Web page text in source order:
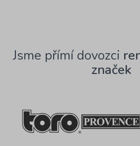
Jsme přímí dovozci
značek